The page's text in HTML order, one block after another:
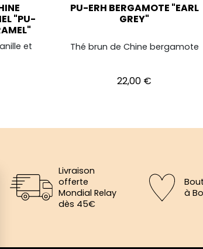
"PU-
et
PU-ERH BERGAMOTE "EARL
GREY"
Thé brun de Chine bergamote
Prix
22,00 €
Livraison
offerte
Mondial Relay
dès 45€
à